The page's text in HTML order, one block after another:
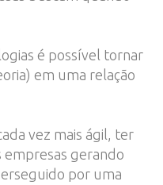
é possível tornar
em uma relação
vez mais ágil, ter
empresas gerando
por uma